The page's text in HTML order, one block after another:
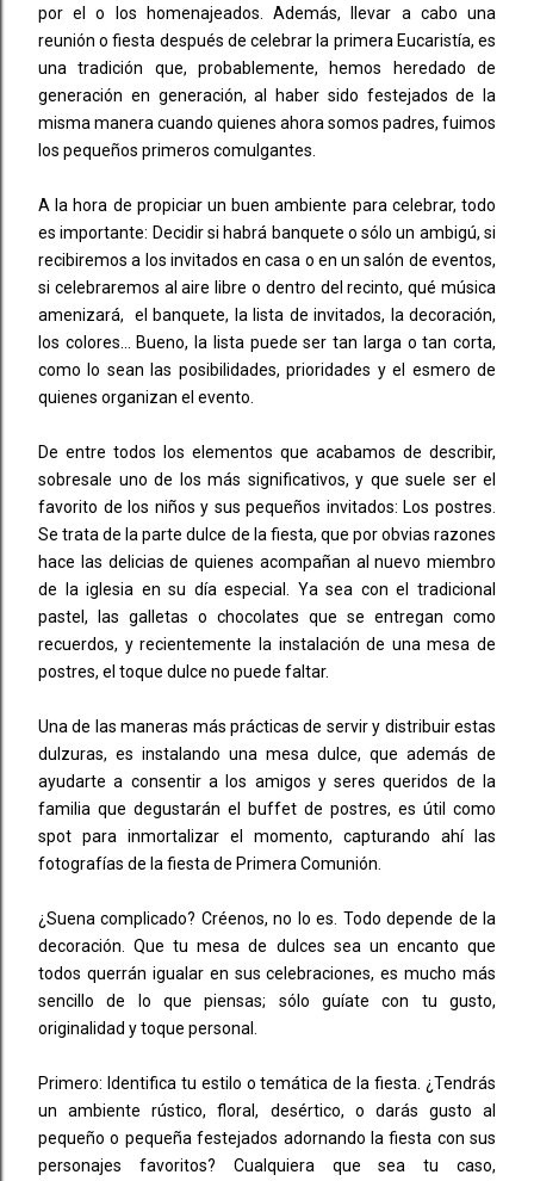
por el o los homenajeados. Además, llevar a cabo una
reunión o fiesta después de celebrar la primera Eucaristía, es
una tradición que, probablemente, hemos heredado de
generación en generación, al haber sido festejados de la
misma manera cuando quienes ahora somos padres, fuimos
los pequeños primeros comulgantes.
A la hora de propiciar un buen ambiente para celebrar, todo
es importante: Decidir si habrá banquete o sólo un ambigú, si
recibiremos a los invitados en casa o en un salón de eventos,
si celebraremos al aire libre o dentro del recinto, qué música
amenizará, el banquete, la lista de invitados, la decoración,
los colores… Bueno, la lista puede ser tan larga o tan corta,
como lo sean las posibilidades, prioridades y el esmero de
quienes organizan el evento.
De entre todos los elementos que acabamos de describir,
sobresale uno de los más significativos, y que suele ser el
favorito de los niños y sus pequeños invitados: Los postres.
Se trata de la parte dulce de la fiesta, que por obvias razones
hace las delicias de quienes acompañan al nuevo miembro
de la iglesia en su día especial. Ya sea con el tradicional
pastel, las galletas o chocolates que se entregan como
recuerdos, y recientemente la instalación de una mesa de
postres, el toque dulce no puede faltar.
Una de las maneras más prácticas de servir y distribuir estas
dulzuras, es instalando una mesa dulce, que además de
ayudarte a consentir a los amigos y seres queridos de la
familia que degustarán el buffet de postres, es útil como
spot para inmortalizar el momento, capturando ahí las
fotografías de la fiesta de Primera Comunión.
¿Suena complicado? Créenos, no lo es. Todo depende de la
decoración. Que tu mesa de dulces sea un encanto que
todos querrán igualar en sus celebraciones, es mucho más
sencillo de lo que piensas; sólo guíate con tu gusto,
originalidad y toque personal.
Primero: Identifica tu estilo o temática de la fiesta. ¿Tendrás
un ambiente rústico, floral, desértico, o darás gusto al
pequeño o pequeña festejados adornando la fiesta con sus
personajes favoritos? Cualquiera que sea tu caso,